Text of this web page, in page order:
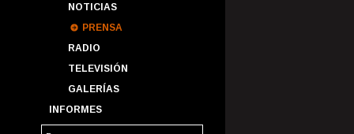
NOTICIAS
PRENSA
RADIO
TELEVISIÓN
GALERÍAS
INFORMES